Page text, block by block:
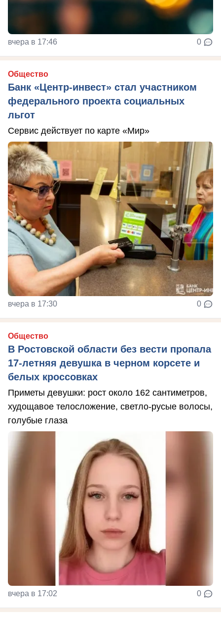
вчера в 17:46 0
Общество
Банк «Центр-инвест» стал участником
федерального проекта социальных
льгот
Сервис действует по карте «Мир»
вчера в 17:30 0
Общество
В Ростовской области без вести пропала
17-летняя девушка в черном корсете и
белых кроссовках
Приметы девушки: рост около 162 сантиметров,
худощавое телосложение, светло-русые волосы,
голубые глаза
вчера в 17:02 0